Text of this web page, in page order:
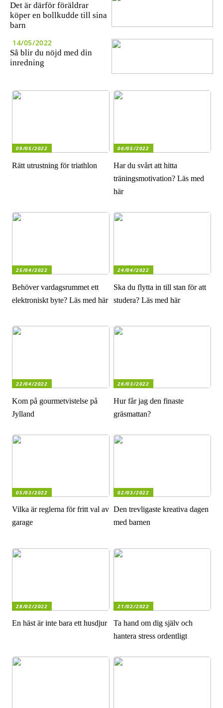
Det är därför föräldrar
köper en bollkudde till sina
barn
14/05/2022
Så blir du nöjd med din
inredning
09/05/2022
Rätt utrustning för triathlon
06/05/2022
Har du svårt att hitta
träningsmotivation? Läs med
här
25/04/2022
Behöver vardagsrummet ett
elektroniskt byte? Läs med här
24/04/2022
Ska du flytta in till stan för att
studera? Läs med här
22/04/2022
Kom på gourmetvistelse på
Jylland
26/03/2022
Hur får jag den finaste
gräsmattan?
05/03/2022
Vilka är reglerna för fritt val av
garage
02/03/2022
Den trevligaste kreativa dagen
med barnen
28/02/2022
En häst är inte bara ett husdjur
21/02/2022
Ta hand om dig själv och
hantera stress ordentligt